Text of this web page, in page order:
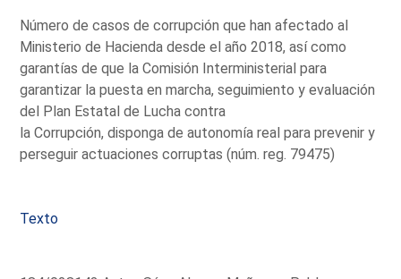
Número de casos de corrupción que han afectado al
Ministerio de Hacienda desde el año 2018, así como
garantías de que la Comisión Interministerial para
garantizar la puesta en marcha, seguimiento y evaluación
del Plan Estatal de Lucha contra
la Corrupción, disponga de autonomía real para prevenir y
perseguir actuaciones corruptas (núm. reg. 79475)
Texto